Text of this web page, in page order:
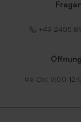
+49 2405
Mo-Do: 9:00-